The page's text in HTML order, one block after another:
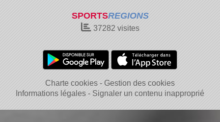
SPORTSREGIONS
37282 visites
Charte cookies
Gestion des cookies
Informations légales
Signaler un contenu inapproprié